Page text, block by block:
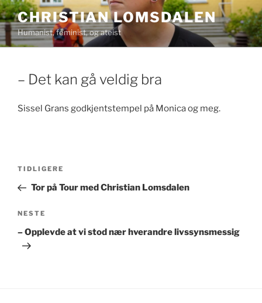
Gå
til
innhold
CHRISTIAN LOMSDALEN
Humanist, feminist, og ateist
– Det kan gå veldig bra
Sissel Grans godkjentstempel på Monica og meg.
Innleggsnavigasjon
Forrige
innlegg
TIDLIGERE
Tor på Tour med Christian Lomsdalen
Neste
innlegg
NESTE
– Opplevde at vi stod nær hverandre livssynsmessig